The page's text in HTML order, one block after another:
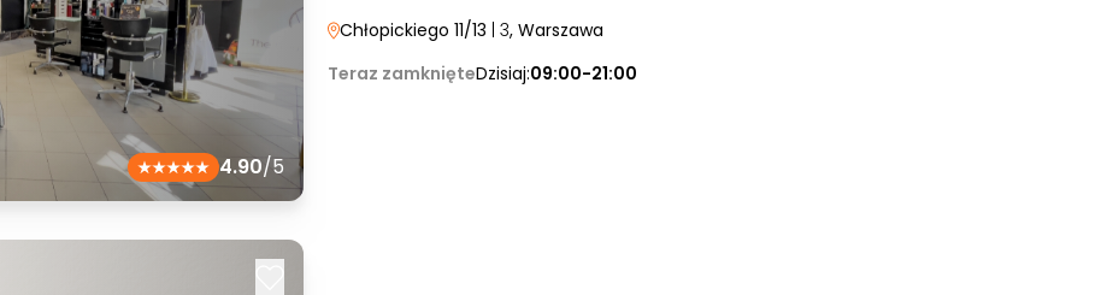
4.90/5
Chłopickiego 11/13 | 3, Warszawa
Teraz zamknięteDzisiaj:09:00-21:00